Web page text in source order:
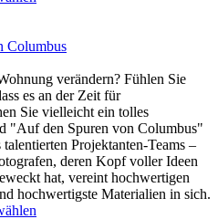
Columbus
verändern? Fühlen Sie
es an der Zeit für
Sie vielleicht ein tolles
"Auf den Spuren von Columbus"
Projektanten-Teams –
deren Kopf voller Ideen
hat, vereint hochwertigen
hochwertigste Materialien in sich.